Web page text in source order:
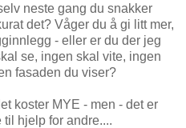
neste gang du snakker
det? Våger du å gi litt mer,
- eller er du der jeg
se, ingen skal vite, ingen
fasaden du viser?
koster MYE - men - det er
hjelp for andre....